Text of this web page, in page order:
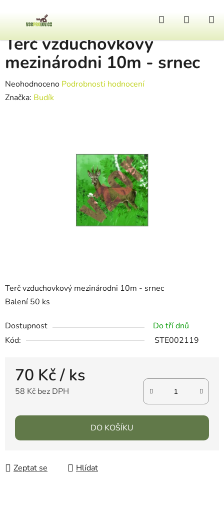
Hledat
Domů
Terč vzduchovkový mezinárodni 10m - srnec
Balení 50 ks
Dostupnost
Do tří dnů
Kód:
STE002119
70 Kč/ ks
58 Kč bez DPH
DO KOŠÍKU
Zeptat se Hlídat
Terč vzduchovkový
mezinárodni 10m - srnec
Průměrné hodnocení produktu je 0,0 z 5 hvězdiček.
Neohodnoceno Podrobnosti hodnocení
Značka: Budík